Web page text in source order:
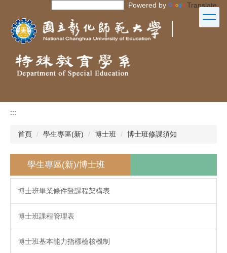
主
Powered by Translate
:::
首頁 學生專區(新) 博士班 博士班修課須知
學生專區(新)/博士班
博士班畢業條件暨課程架構表
博士班課程管理表
博士班基本能力指標檢核機制